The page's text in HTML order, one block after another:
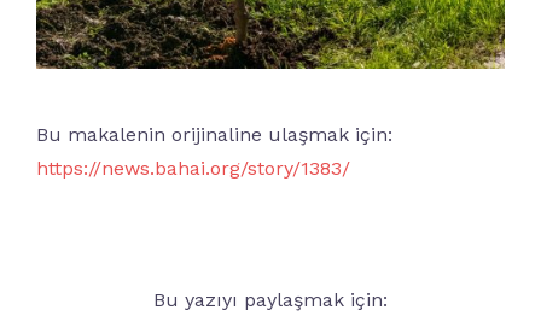
Bu makalenin orijinaline ulaşmak için:
https://news.bahai.org/story/1383/
Bu yazıyı paylaşmak için: